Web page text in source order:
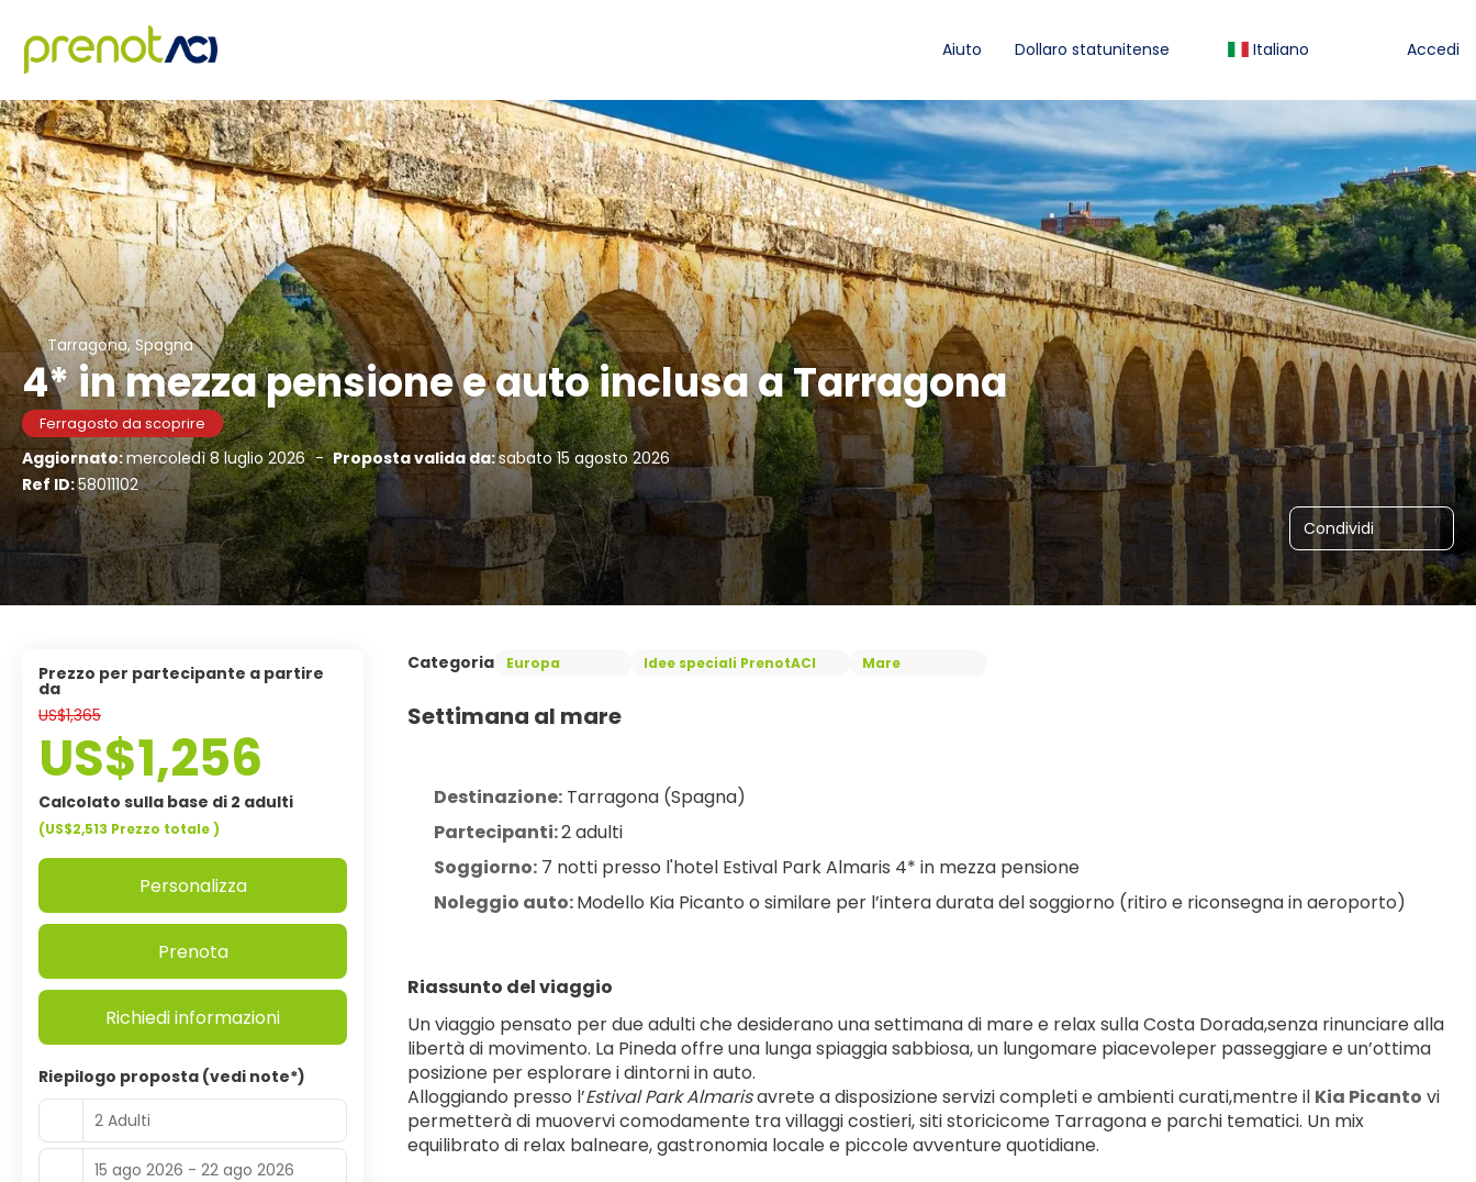
Aiuto Dollaro statunitense Italiano Accedi
Tarragona, Spagna
4* in mezza pensione e auto inclusa a Tarragona
Ferragosto da scoprire
Aggiornato:mercoledì 8 luglio 2026 - Proposta valida da:sabato 15 agosto 2026
Ref ID:58011102
Condividi
Categoria Europa Idee speciali PrenotACI Mare
Settimana al mare
Destinazione: Tarragona (Spagna)
Partecipanti: 2 adulti
Soggiorno: 7 notti presso l'hotel Estival Park Almaris 4* in mezza pensione
Noleggio auto: Modello Kia Picanto o similare per l’intera durata del soggiorno (ritiro e riconsegna in aeroporto)
Riassunto del viaggio
Un viaggio pensato per due adulti che desiderano una settimana di mare e relax sulla Costa Dorada,senza rinunciare alla
libertà di movimento. La Pineda offre una lunga spiaggia sabbiosa, un lungomare piacevoleper passeggiare e un’ottima
posizione per esplorare i dintorni in auto.
Alloggiando presso l’Estival Park Almaris avrete a disposizione servizi completi e ambienti curati,mentre il Kia Picanto vi
permetterà di muovervi comodamente tra villaggi costieri, siti storicicome Tarragona e parchi tematici. Un mix
equilibrato di relax balneare, gastronomia locale e piccole avventure quotidiane.
Prezzo per partecipante a partire
da
US$1,365
US$1,256
Calcolato sulla base di 2 adulti
(US$2,513 Prezzo totale)
Personalizza
Prenota
Richiedi informazioni
Riepilogo proposta (vedi note*)
2 Adulti
15 ago 2026 - 22 ago 2026